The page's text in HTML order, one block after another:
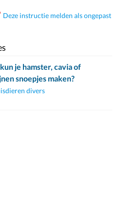
Deze instructie melden als ongepast
je hamster, cavia of
snoepjes maken?
divers